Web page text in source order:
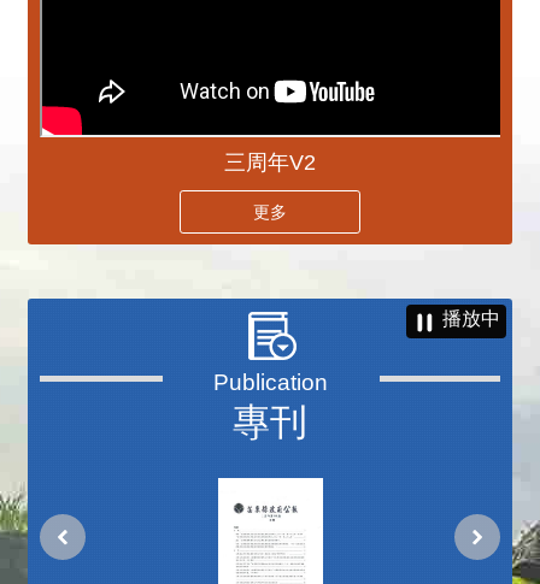
三周年V2
更多
專刊
播放中